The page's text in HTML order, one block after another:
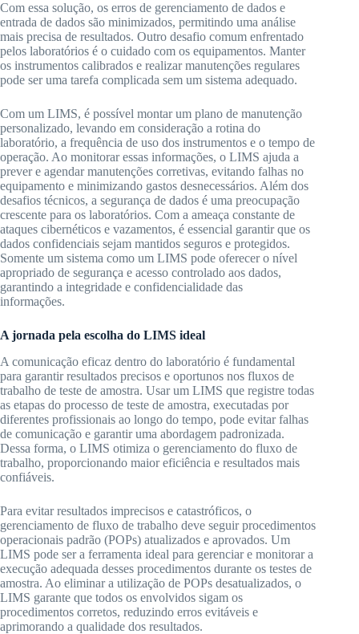
Com essa solução, os erros de gerenciamento de dados e
entrada de dados são minimizados, permitindo uma análise
mais precisa de resultados. Outro desafio comum enfrentado
pelos laboratórios é o cuidado com os equipamentos. Manter
os instrumentos calibrados e realizar manutenções regulares
pode ser uma tarefa complicada sem um sistema adequado.
Com um LIMS, é possível montar um plano de manutenção
personalizado, levando em consideração a rotina do
laboratório, a frequência de uso dos instrumentos e o tempo de
operação. Ao monitorar essas informações, o LIMS ajuda a
prever e agendar manutenções corretivas, evitando falhas no
equipamento e minimizando gastos desnecessários. Além dos
desafios técnicos, a segurança de dados é uma preocupação
crescente para os laboratórios. Com a ameaça constante de
ataques cibernéticos e vazamentos, é essencial garantir que os
dados confidenciais sejam mantidos seguros e protegidos.
Somente um sistema como um LIMS pode oferecer o nível
apropriado de segurança e acesso controlado aos dados,
garantindo a integridade e confidencialidade das
informações.
A jornada pela escolha do LIMS ideal
A comunicação eficaz dentro do laboratório é fundamental
para garantir resultados precisos e oportunos nos fluxos de
trabalho de teste de amostra. Usar um LIMS que registre todas
as etapas do processo de teste de amostra, executadas por
diferentes profissionais ao longo do tempo, pode evitar falhas
de comunicação e garantir uma abordagem padronizada.
Dessa forma, o LIMS otimiza o gerenciamento do fluxo de
trabalho, proporcionando maior eficiência e resultados mais
confiáveis.
Para evitar resultados imprecisos e catastróficos, o
gerenciamento de fluxo de trabalho deve seguir procedimentos
operacionais padrão (POPs) atualizados e aprovados. Um
LIMS pode ser a ferramenta ideal para gerenciar e monitorar a
execução adequada desses procedimentos durante os testes de
amostra. Ao eliminar a utilização de POPs desatualizados, o
LIMS garante que todos os envolvidos sigam os
procedimentos corretos, reduzindo erros evitáveis e
aprimorando a qualidade dos resultados.